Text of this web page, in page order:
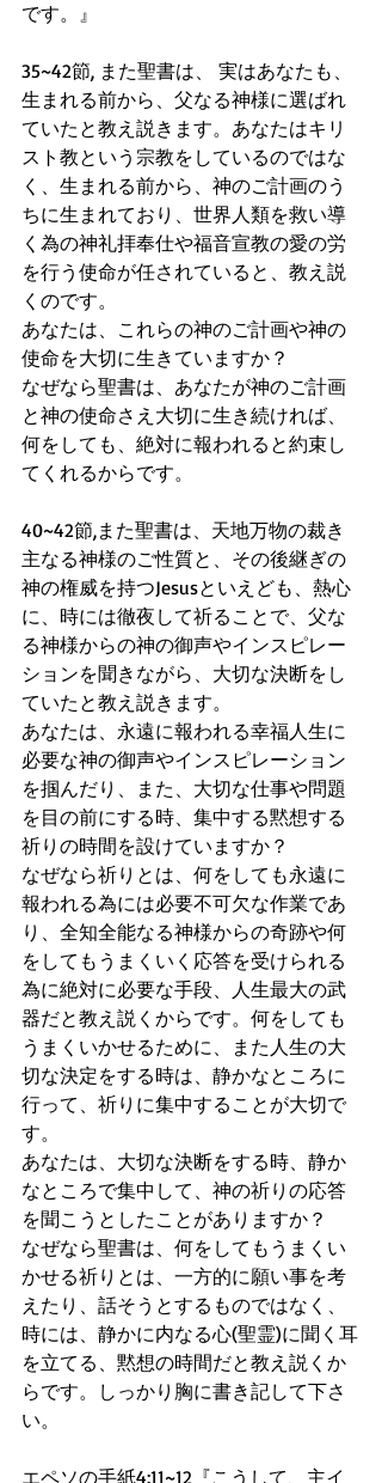
です。』
35~42節, また聖書は、 実はあなたも、
生まれる前から、父なる神様に選ばれ
ていたと教え説きます。あなたはキリ
スト教という宗教をしているのではな
く、生まれる前から、神のご計画のう
ちに生まれており、世界人類を救い導
く為の神礼拝奉仕や福音宣教の愛の労
を行う使命が任されていると、教え説
くのです。
あなたは、これらの神のご計画や神の
使命を大切に生きていますか？
なぜなら聖書は、あなたが神のご計画
と神の使命さえ大切に生き続ければ、
何をしても、絶対に報われると約束し
てくれるからです。
40~42節,また聖書は、天地万物の裁き
主なる神様のご性質と、その後継ぎの
神の権威を持つJesusといえども、熱心
に、時には徹夜して祈ることで、父な
る神様からの神の御声やインスピレー
ションを聞きながら、大切な決断をし
ていたと教え説きます。
あなたは、永遠に報われる幸福人生に
必要な神の御声やインスピレーション
を掴んだり、また、大切な仕事や問題
を目の前にする時、集中する黙想する
祈りの時間を設けていますか？
なぜなら祈りとは、何をしても永遠に
報われる為には必要不可欠な作業であ
り、全知全能なる神様からの奇跡や何
をしてもうまくいく応答を受けられる
為に絶対に必要な手段、人生最大の武
器だと教え説くからです。何をしても
うまくいかせるために、また人生の大
切な決定をする時は、静かなところに
行って、祈りに集中することが大切で
す。
あなたは、大切な決断をする時、静か
なところで集中して、神の祈りの応答
を聞こうとしたことがありますか？
なぜなら聖書は、何をしてもうまくい
かせる祈りとは、一方的に願い事を考
えたり、話そうとするものではなく、
時には、静かに内なる心(聖霊)に聞く耳
を立てる、黙想の時間だと教え説くか
らです。しっかり胸に書き記して下さ
い。
エペソの手紙4:11~12『こうして、主イ